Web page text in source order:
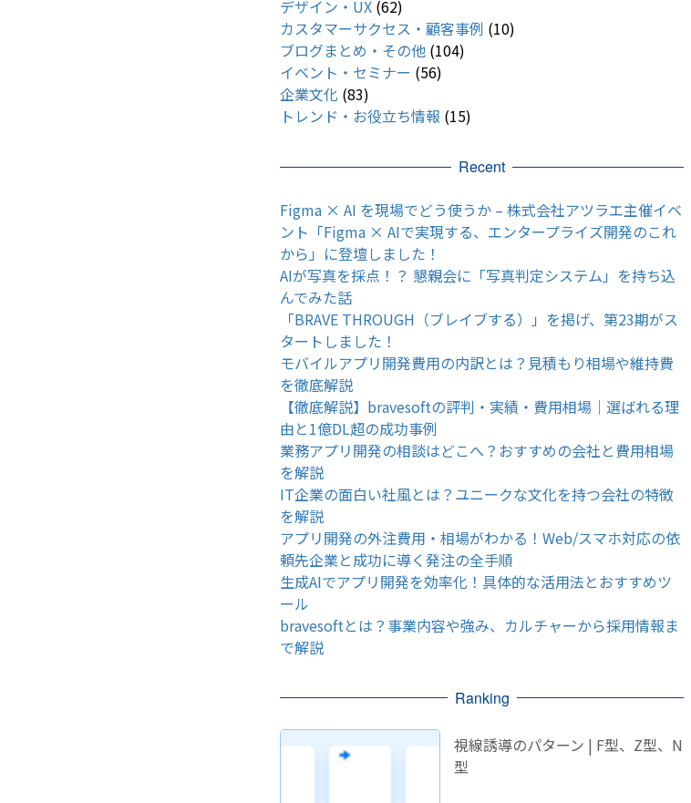
デザイン・UX (62)
カスタマーサクセス・顧客事例 (10)
ブログまとめ・その他 (104)
イベント・セミナー (56)
企業文化 (83)
トレンド・お役立ち情報 (15)
Recent
Figma × AI を現場でどう使うか – 株式会社アツラエ主催イベ
ント「Figma × AIで実現する、エンタープライズ開発のこれ
から」に登壇しました！
AIが写真を採点！？ 懇親会に「写真判定システム」を持ち込
んでみた話
「BRAVE THROUGH（ブレイブする）」を掲げ、第23期がス
タートしました！
モバイルアプリ開発費用の内訳とは？見積もり相場や維持費
を徹底解説
【徹底解説】bravesoftの評判・実績・費用相場｜選ばれる理
由と1億DL超の成功事例
業務アプリ開発の相談はどこへ？おすすめの会社と費用相場
を解説
IT企業の面白い社風とは？ユニークな文化を持つ会社の特徴
を解説
アプリ開発の外注費用・相場がわかる！Web/スマホ対応の依
頼先企業と成功に導く発注の全手順
生成AIでアプリ開発を効率化！具体的な活用法とおすすめツ
ール
bravesoftとは？事業内容や強み、カルチャーから採用情報ま
で解説
Ranking
視線誘導のパターン | F型、Z型、N
型